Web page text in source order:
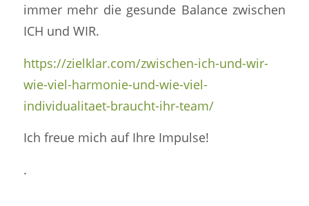
immer mehr die gesunde Balance zwischen
ICH und WIR.
https://zielklar.com/zwischen-ich-und-wir-
wie-viel-harmonie-und-wie-viel-
individualitaet-braucht-ihr-team/
Ich freue mich auf Ihre Impulse!
.